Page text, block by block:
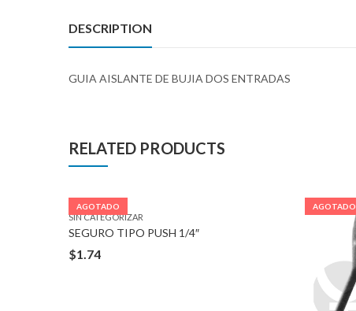
DESCRIPTION
GUIA AISLANTE DE BUJIA DOS ENTRADAS
RELATED PRODUCTS
AGOTADO
SIN CATEGORIZAR
SEGURO TIPO PUSH 1/4″
$1.74
AGOTADO